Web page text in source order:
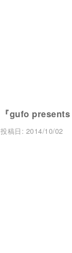
『gufo
投稿日: 2014/10/02